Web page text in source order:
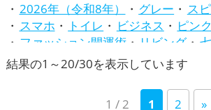
2026年（令和8年）
グレー
ス
スマホ
トイレ ビジネス
ピン
ファッション開運術
リビング
八卦鏡（八角形の鏡）ミラー
四
干支・十二支 庭・バルコニ
旧2025年
結果の1～20/30を表示しています新
1 / 2 1 2 »